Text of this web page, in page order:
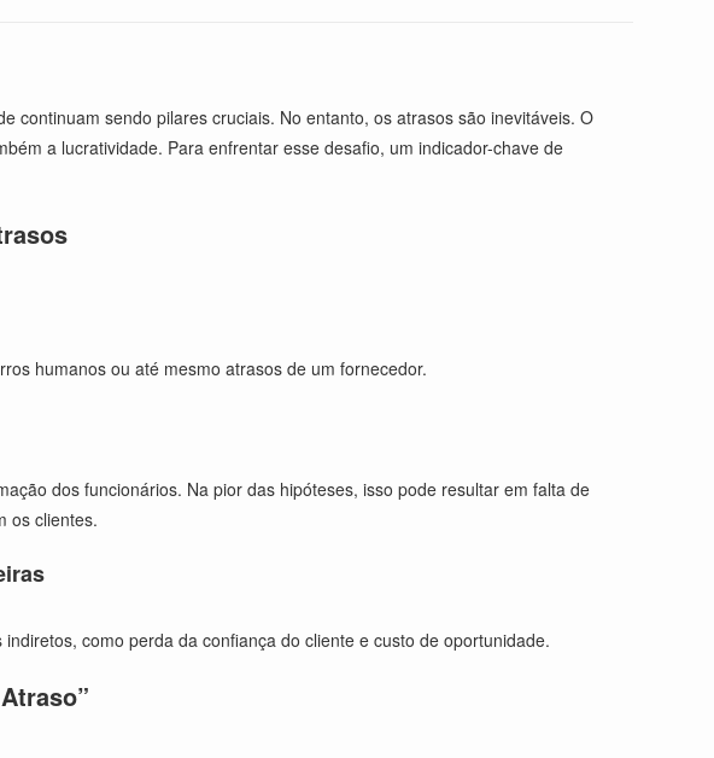
continuam sendo pilares cruciais. No entanto, os atrasos são inevitáveis. O
a lucratividade. Para enfrentar esse desafio, um indicador-chave de
humanos ou até mesmo atrasos de um fornecedor.
dos funcionários. Na pior das hipóteses, isso pode resultar em falta de
os clientes.
como perda da confiança do cliente e custo de oportunidade.